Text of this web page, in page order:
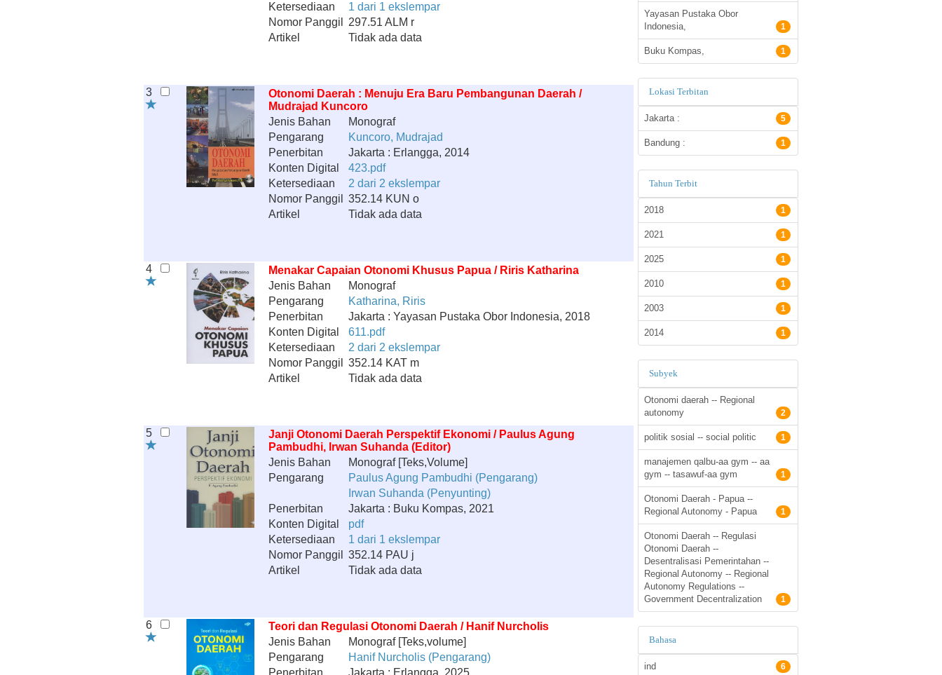
Ketersediaan
1 dari 1 ekslempar
Nomor Panggil
297.51 ALM r
Artikel
Tidak ada data
3
Otonomi Daerah : Menuju Era Baru Pembangunan Daerah /
Mudrajad Kuncoro
Jenis Bahan
Monograf
Pengarang
Kuncoro, Mudrajad
Penerbitan
Jakarta : Erlangga, 2014
Konten Digital
423.pdf
Ketersediaan
2 dari 2 ekslempar
Nomor Panggil
352.14 KUN o
Artikel
Tidak ada data
4
Menakar Capaian Otonomi Khusus Papua / Riris Katharina
Jenis Bahan
Monograf
Pengarang
Katharina, Riris
Penerbitan
Jakarta : Yayasan Pustaka Obor Indonesia, 2018
Konten Digital
611.pdf
Ketersediaan
2 dari 2 ekslempar
Nomor Panggil
352.14 KAT m
Artikel
Tidak ada data
5
Janji Otonomi Daerah Perspektif Ekonomi / Paulus Agung
Pambudhi, Irwan Suhanda (Editor)
Jenis Bahan
Monograf [Teks,Volume]
Pengarang
Paulus Agung Pambudhi (Pengarang)
Irwan Suhanda (Penyunting)
Penerbitan
Jakarta : Buku Kompas, 2021
Konten Digital
pdf
Ketersediaan
1 dari 1 ekslempar
Nomor Panggil
352.14 PAU j
Artikel
Tidak ada data
6
Teori dan Regulasi Otonomi Daerah / Hanif Nurcholis
Jenis Bahan
Monograf [Teks,volume]
Pengarang
Hanif Nurcholis (Pengarang)
Penerbitan
Jakarta : Erlangga, 2025
Yayasan Pustaka Obor
Indonesia,
1
Buku Kompas, 1
Lokasi Terbitan
Jakarta : 5
Bandung : 1
Tahun Terbit
2018 1
2021 1
2025 1
2010 1
2003 1
2014 1
Subyek
Otonomi daerah -- Regional
autonomy
2
politik sosial -- social politic 1
manajemen qalbu-aa gym -- aa
gym -- tasawuf-aa gym
1
Otonomi Daerah - Papua --
Regional Autonomy - Papua
1
Otonomi Daerah -- Regulasi
Otonomi Daerah --
Desentralisasi Pemerintahan --
Regional Autonomy -- Regional
Autonomy Regulations --
Government Decentralization
1
Bahasa
ind 6